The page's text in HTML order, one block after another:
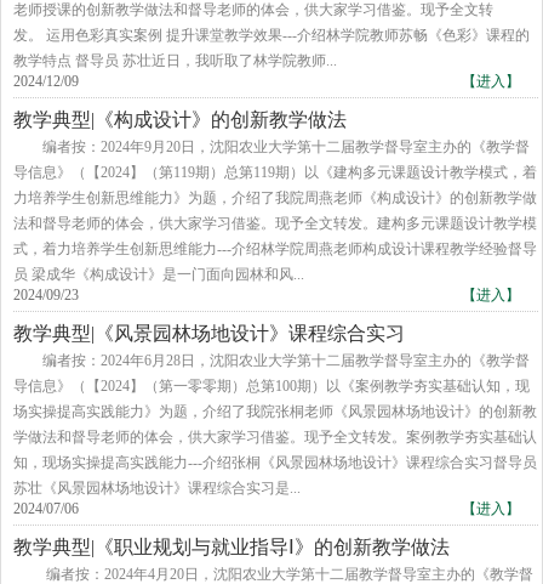
老师授课的创新教学做法和督导老师的体会，供大家学习借鉴。现予全文转
发。 运用色彩真实案例​ 提升课堂教学效果---介绍林学院教师苏畅《色彩》课程的
教学特点 督导员 苏壮近日，我听取了林学院教师...
【进入】
2024/12/09
教学典型|《构成设计》的创新教学做法
​编者按：2024年9月20日，沈阳农业大学第十二届教学督导室主办的《教学督
导信息》（【2024】（第119期）总第119期）以《建构多元课题设计教学模式，着
力培养学生创新思维能力》为题，介绍了我院周燕老师《构成设计》的创新教学做
法和督导老师的体会，供大家学习借鉴。现予全文转发。建构多元课题设计教学模
式，着力培养学生创新思维能力---介绍林学院周燕老师构成设计课程教学经验督导
员 梁成华《构成设计》是一门面向园林和风...
【进入】
2024/09/23
教学典型|《风景园林场地设计》课程综合实习
编者按：2024年6月28日，沈阳农业大学第十二届教学督导室主办的《教学督
导信息》（【2024】（第一零零期）总第100期）以《案例教学夯实基础认知，现
场实操提高实践能力》为题，介绍了我院张桐老师《风景园林场地设计》的创新教
学做法和督导老师的体会，供大家学习借鉴。现予全文转发。案例教学夯实基础认
知，现场实操提高实践能力---介绍张桐《风景园林场地设计》课程综合实习督导员​
苏壮《风景园林场地设计》课程综合实习是...
【进入】
2024/07/06
教学典型|《职业规划与就业指导Ⅰ》的创新教学做法
编者按：2024年4月20日，沈阳农业大学第十二届教学督导室主办的《教学督